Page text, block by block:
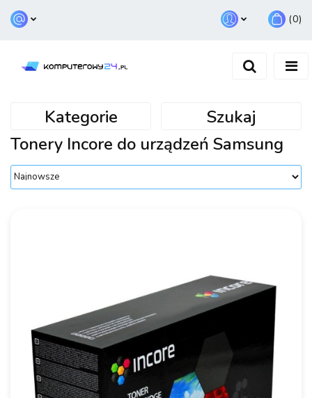
Zarejestruj się
(0)
Kategorie
Szukaj
Tonery Incore do urządzeń Samsung